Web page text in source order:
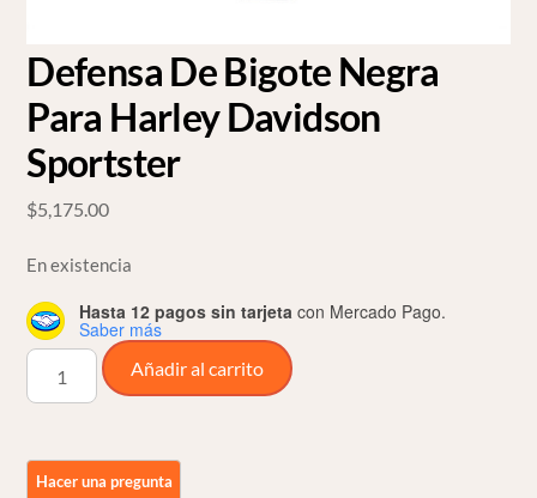
Defensa De Bigote Negra
Para Harley Davidson
Sportster
$5,175.00
En existencia
Hasta 12 pagos sin tarjeta con Mercado Pago.
Saber más
Defensa
Para
Añadir al carrito